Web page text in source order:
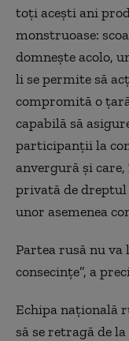
toţi aceşti ani
monstruoase:
domneşte acolo,
li se permite să
compromită o
capabilă să
participanţii la
anvergură şi
privată de dreptul
unor asemenea
Partea rusă nu va
consecinţe”, a
Echipa naţională
să se retragă de